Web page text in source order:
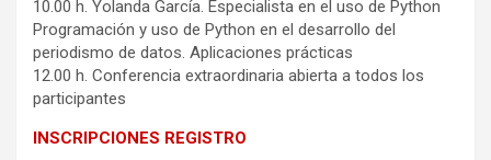
10.00 h. Yolanda García. Especialista en el uso de Python
Programación y uso de Python en el desarrollo del
periodismo de datos. Aplicaciones prácticas
12.00 h. Conferencia extraordinaria abierta a todos los
participantes
INSCRIPCIONES REGISTRO